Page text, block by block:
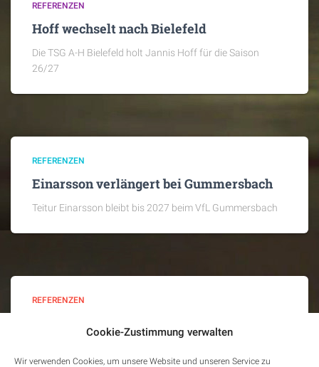
Cookie-Zustimmung verwalten
Wir verwenden Cookies, um unsere Website und unseren Service zu
REFERENZEN
Hoff wechselt nach Bielefeld
Die TSG A-H Bielefeld holt Jannis Hoff für die Saison
26/27
REFERENZEN
Einarsson verlängert bei Gummersbach
Teitur Einarsson bleibt bis 2027 beim VfL Gummersbach
REFERENZEN
Valiullin wechselt nach Minden
an